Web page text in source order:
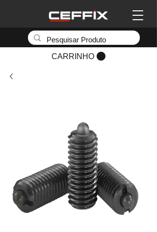
CARRINHO